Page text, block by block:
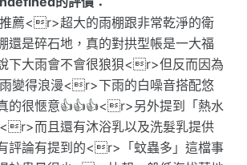
薦<r>超大的雨棚跟非常乾淨的衛
是碎石地，真的對拱型帳是一大福
下大雨會不會很狼狽<r>但反而因為
變得浪漫<r>下雨的白噪音搭配悠
的很愜意👍👍👍<r>另外提到「熱水
而且還有沐浴乳以及洗髮乳提供
評論有提到的<r>「蚊蟲多」這檔事